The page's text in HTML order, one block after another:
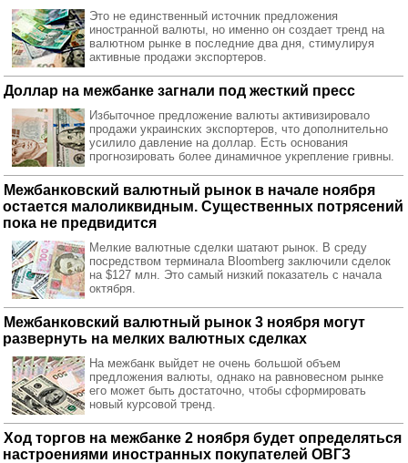
Это не единственный источник предложения
иностранной валюты, но именно он создает тренд на
валютном рынке в последние два дня, стимулируя
активные продажи экспортеров.
Доллар на межбанке загнали под жесткий пресс
Избыточное предложение валюты активизировало
продажи украинских экспортеров, что дополнительно
усилило давление на доллар. Есть основания
прогнозировать более динамичное укрепление гривны.
Межбанковский валютный рынок в начале ноября
остается малоликвидным. Существенных потрясений
пока не предвидится
Мелкие валютные сделки шатают рынок. В среду
посредством терминала Bloomberg заключили сделок
на $127 млн. Это самый низкий показатель с начала
октября.
Межбанковский валютный рынок 3 ноября могут
развернуть на мелких валютных сделках
На межбанк выйдет не очень большой объем
предложения валюты, однако на равновесном рынке
его может быть достаточно, чтобы сформировать
новый курсовой тренд.
Ход торгов на межбанке 2 ноября будет определяться
настроениями иностранных покупателей ОВГЗ